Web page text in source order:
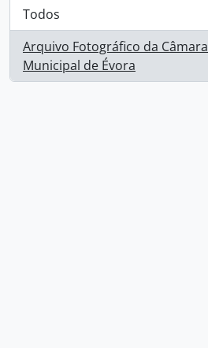
Todos
Arquivo Fotográfico da Câmara
Municipal de Évora
, 1 resultados